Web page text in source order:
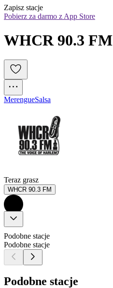
Zapisz stacje
Pobierz za darmo z App Store
WHCR 90.3 FM
MerengueSalsa
Teraz grasz
WHCR 90.3 FM
Podobne stacje
Podobne stacje
Podobne stacje